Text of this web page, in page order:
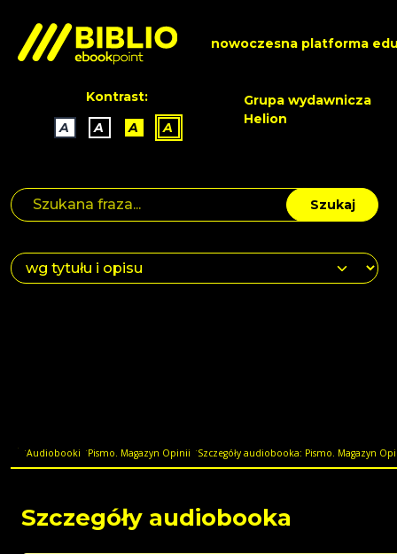
nowoczesna platforma
Kontrast:
A
A A A
Grupa wydawnicza
Helion
Szukaj
Audiobooki Pismo. Magazyn Opinii Szczegóły audiobooka: Pismo. Magazyn
Szczegóły audiobooka